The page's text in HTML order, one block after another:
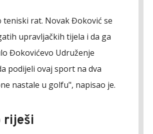
teniski rat. Novak Đoković se
upravljačkih tijela i da ga
Đokovićevo Udruženje
podijeli ovaj sport na dva
nastale u golfu", napisao je.
riješi